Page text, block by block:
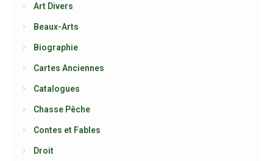
Art Divers
Beaux-Arts
Biographie
Cartes Anciennes
Catalogues
Chasse Pêche
Contes et Fables
Droit